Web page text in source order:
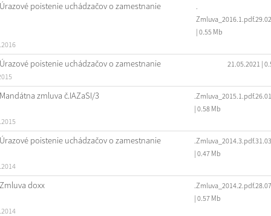
Úrazové poistenie uchádzačov o zamestnanie
.
| 0.55 Mb
Úrazové poistenie uchádzačov o zamestnanie 21.05.2021 |
Mandátna zmluva č.IAZaSI/3
| 0.58 Mb
Úrazové poistenie uchádzačov o zamestnanie
| 0.47 Mb
Zmluva doxx
| 0.57 Mb